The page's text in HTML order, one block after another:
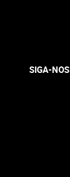
SIGA-NOS